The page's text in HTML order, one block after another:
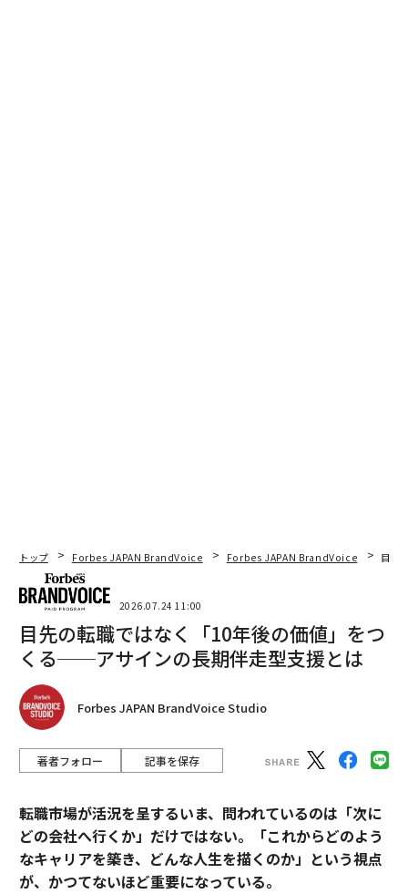
トップ Forbes JAPAN BrandVoice Forbes JAPAN BrandVoice 目先
2026.07.24 11:00
目先の転職ではなく「10年後の価値」をつ
くる──アサインの長期伴走型支援とは
Forbes JAPAN BrandVoice Studio
著者フォロー 記事を保存
転職市場が活況を呈するいま、問われているのは「次に
どの会社へ行くか」だけではない。「これからどのよう
なキャリアを築き、どんな人生を描くのか」という視点
が、かつてないほど重要になっている。